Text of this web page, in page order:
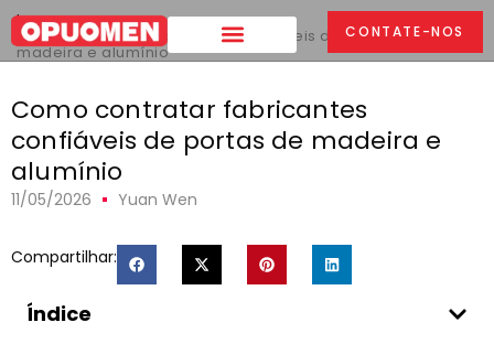
CONTATE-NOS
Lar >
Como contratar fabricantes confiáveis ​​de portas de
madeira e alumínio
Como contratar fabricantes
confiáveis ​​de portas de madeira e
alumínio
11/05/2026 Yuan Wen
Compartilhar:
Índice